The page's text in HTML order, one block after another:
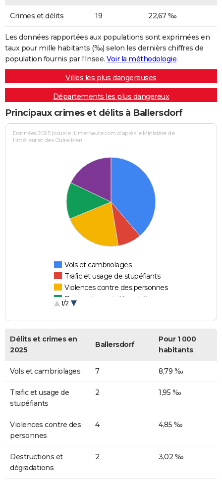
Crimes et délits 19 22,67 ‰
Les données rapportées aux populations sont exprimées en
taux pour mille habitants (‰) selon les dernièrs chiffres de
population fournis par l'Insee. Voir la méthodologie.
Villes les plus dangereuses
Départements les plus dangereux
Principaux crimes et délits à Ballersdorf
Données 2025 (source : Linternaute.com d'après le Ministère de
l'Intérieur et des Outre-Mer)
Vols et cambriolages
Trafic et usage de stupéfiants
Violences contre des personnes
Destructions et dégradations
1/2
Délits et crimes en
2025
Ballersdorf
Pour 1 000
habitants
Vols et cambriolages 7 8,79 ‰
Trafic et usage de
stupéfiants
2 1,95 ‰
Violences contre des
personnes
4 4,85 ‰
Destructions et
dégradations
2 3,02 ‰